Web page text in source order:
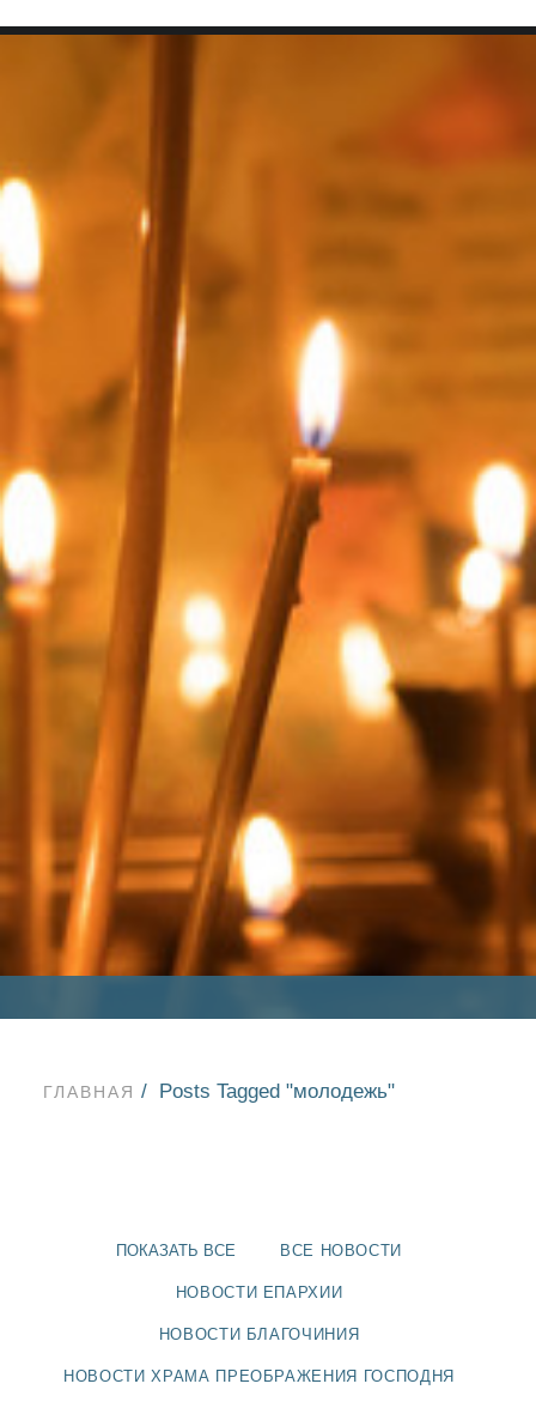
SEARCH
ГЛАВНАЯ Posts Tagged "молодежь"
ПОКАЗАТЬ ВСЕ ВСЕ НОВОСТИ
НОВОСТИ ЕПАРХИИ
НОВОСТИ БЛАГОЧИНИЯ
НОВОСТИ ХРАМА ПРЕОБРАЖЕНИЯ ГОСПОДНЯ